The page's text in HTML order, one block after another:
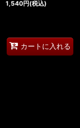
1,540円(税込)
カートに入れる